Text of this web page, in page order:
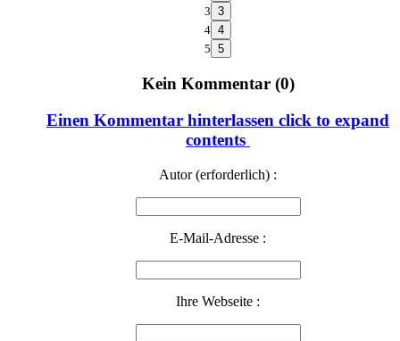
3
4
5
Kein Kommentar (0)
Einen Kommentar hinterlassen click to expand
contents
Autor (erforderlich) :
E-Mail-Adresse :
Ihre Webseite :